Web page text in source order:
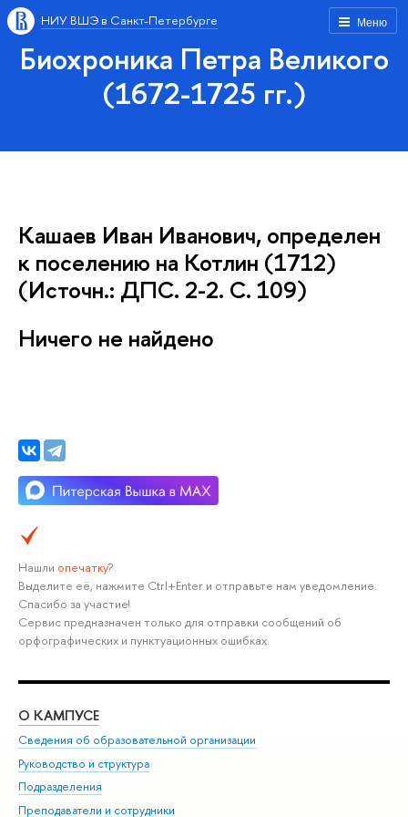
Меню
НИУ ВШЭ в Санкт-Петербурге
Биохроника Петра Великого
(1672-1725 гг.)
Кашаев Иван Иванович, определен
к поселению на Котлин (1712)
(Источн.: ДПС. 2-2. С. 109)
Ничего не найдено
Нашли опечатку?
Выделите её, нажмите Ctrl+Enter и отправьте нам уведомление.
Спасибо за участие!
Сервис предназначен только для отправки сообщений об
орфографических и пунктуационных ошибках.
О КАМПУСЕ
Сведения об образовательной организации
Руководство и структура
Подразделения
Преподаватели и сотрудники